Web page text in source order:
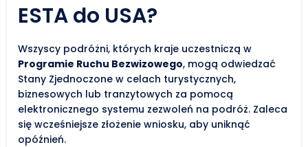
ESTA do USA?
Wszyscy podróżni, których kraje uczestniczą w
Programie Ruchu Bezwizowego, mogą odwiedzać
Stany Zjednoczone w celach turystycznych,
biznesowych lub tranzytowych za pomocą
elektronicznego systemu zezwoleń na podróż. Zaleca
się wcześniejsze złożenie wniosku, aby uniknąć
opóźnień.